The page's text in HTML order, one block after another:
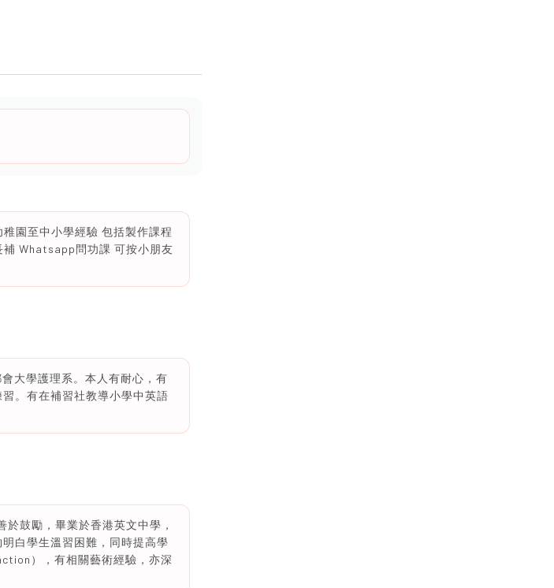
園至中小學經驗 包括製作課程
補 Whatsapp問功課 可按小朋友
大學護理系。本人有耐心，有
。有在補習社教導小學中英語
鼓勵，畢業於香港英文中學，
白學生溫習困難，同時提高學
），有相關藝術經驗，亦深